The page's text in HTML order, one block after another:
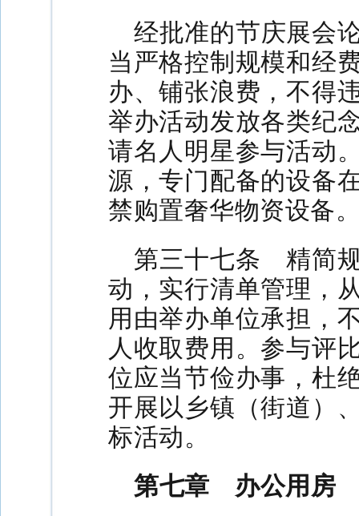
经批准的节庆展会
当严格控制规模和经
办、铺张浪费，不得
举办活动发放各类纪
请名人明星参与活动
源，专门配备的设备
禁购置奢华物资设备
第三十七条 精简
动，实行清单管理，
用由举办单位承担，
人收取费用。参与评
位应当节俭办事，杜
开展以乡镇（街道）
标活动。
第七章 办公用房